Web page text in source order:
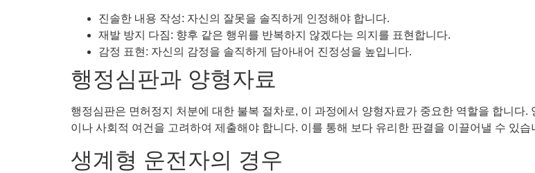
진솔한 내용 작성: 자신의 잘못을 솔직하게 인정해야 합니다.
재발 방지 다짐: 향후 같은 행위를 반복하지 않겠다는 의지를 표현합니다.
감정 표현: 자신의 감정을 솔직하게 담아내어 진정성을 높입니다.
행정심판과 양형자료
행정심판은 면허정지 처분에 대한 불복 절차로, 이 과정에서 양형자료가 중요한 역할을 합니
이나 사회적 여건을 고려하여 제출해야 합니다. 이를 통해 보다 유리한 판결을 이끌어낼 수 있습
생계형 운전자의 경우